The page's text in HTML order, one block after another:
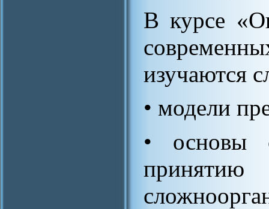
В курсе
изучаются
• модели
• основы